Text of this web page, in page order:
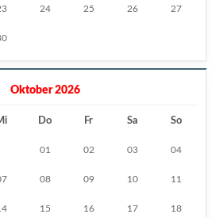
24 25 26 27
Oktober 2026
Do Fr Sa So
01 02 03 04
08 09 10 11
15 16 17 18